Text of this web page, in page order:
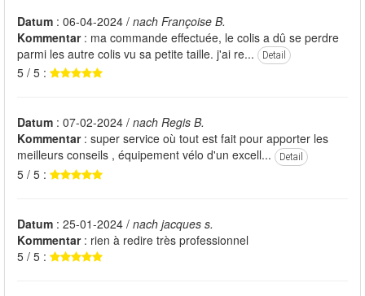
Datum : 06-04-2024 / nach Françoise B.
Kommentar: ma commande effectuée, le colis a dû se perdre
parmi les autre colis vu sa petite taille. j'ai re...
Detail
5 / 5 :
Datum : 07-02-2024 / nach Regis B.
Kommentar: super service où tout est fait pour apporter les
meilleurs conseils , équipement vélo d'un excell...
Detail
5 / 5 :
Datum : 25-01-2024 / nach jacques s.
Kommentar: rien à redire très professionnel
5 / 5 :